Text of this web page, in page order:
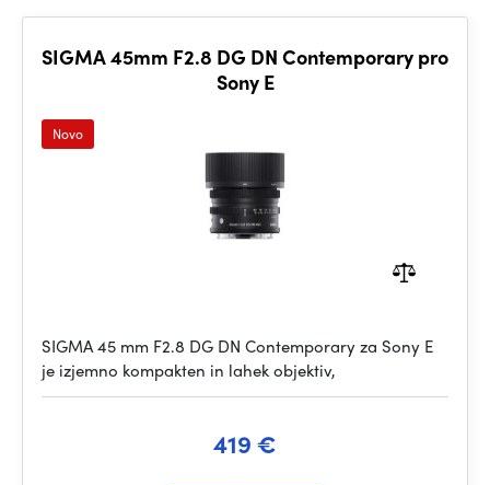
SIGMA 45mm F2.8 DG DN Contemporary pro
Sony E
Novo
SIGMA 45 mm F2.8 DG DN Contemporary za Sony E
je izjemno kompakten in lahek objektiv,
419 €